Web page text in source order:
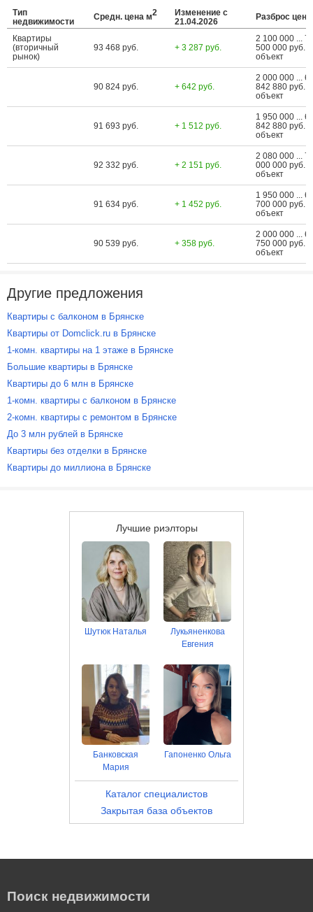
Тип
недвижимости
Средн. цена м2
Изменение с
21.04.2026
Разброс цен
Квартиры
(вторичный
рынок)
93 468 руб. + 3 287 руб.
2 100 000 ... 7
500 000 руб.
объект
90 824 руб. + 642 руб.
2 000 000 ... 6
842 880 руб.
объект
91 693 руб. + 1 512 руб.
1 950 000 ... 6
842 880 руб.
объект
92 332 руб. + 2 151 руб.
2 080 000 ... 7
000 000 руб.
объект
91 634 руб. + 1 452 руб.
1 950 000 ... 6
700 000 руб.
объект
90 539 руб. + 358 руб.
2 000 000 ... 6
750 000 руб.
объект
Другие предложения
Квартиры с балконом в Брянске
Квартиры от Domclick.ru в Брянске
1-комн. квартиры на 1 этаже в Брянске
Большие квартиры в Брянске
Квартиры до 6 млн в Брянске
1-комн. квартиры с балконом в Брянске
2-комн. квартиры с ремонтом в Брянске
До 3 млн рублей в Брянске
Квартиры без отделки в Брянске
Квартиры до миллиона в Брянске
Лучшие риэлторы
Шутюк Наталья
Лукьяненкова
Евгения
Банковская
Мария
Гапоненко Ольга
Каталог специалистов
Закрытая база объектов
Поиск недвижимости